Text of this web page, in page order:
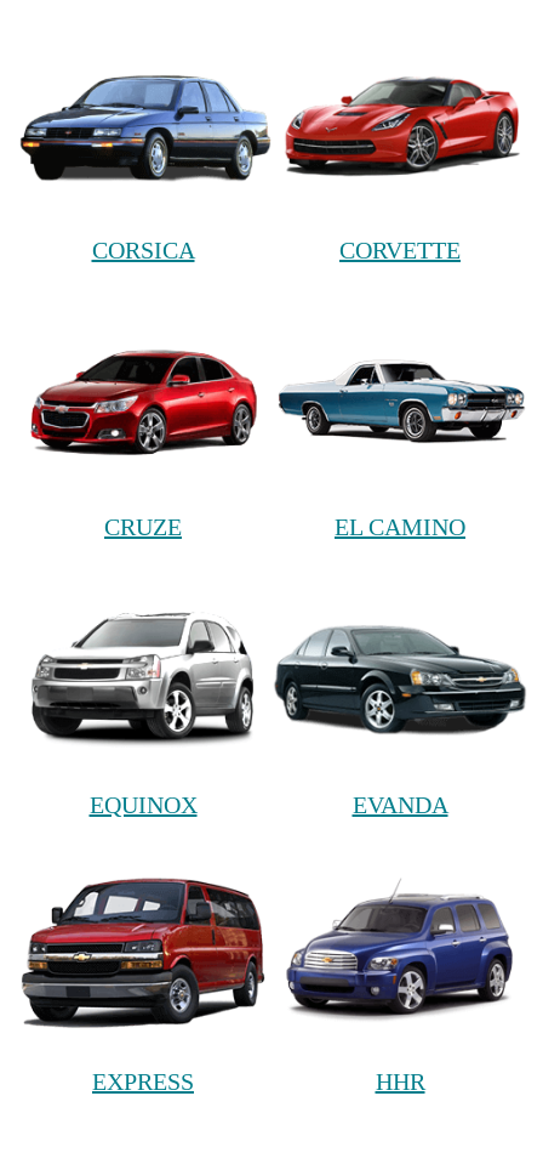
CORSICA CORVETTE
CRUZE EL CAMINO
EQUINOX EVANDA
EXPRESS HHR